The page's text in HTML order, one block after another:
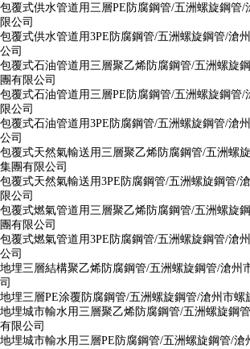
包覆式供水管道用三層PE防腐鋼管/五洲螺旋鋼管/
限公司
包覆式供水管道用3PE防腐鋼管/五洲螺旋鋼管/滄
公司
包覆式石油管道用三層聚乙烯防腐鋼管/五洲螺旋
團有限公司
包覆式石油管道用三層PE防腐鋼管/五洲螺旋鋼管/
限公司
包覆式石油管道用3PE防腐鋼管/五洲螺旋鋼管/滄
公司
包覆式天然氣輸送用三層聚乙烯防腐鋼管/五洲螺
集團有限公司
包覆式天然氣輸送用3PE防腐鋼管/五洲螺旋鋼管/
限公司
包覆式燃氣管道用三層聚乙烯防腐鋼管/五洲螺旋
團有限公司
包覆式燃氣管道用3PE防腐鋼管/五洲螺旋鋼管/滄
公司
地埋三層結構聚乙烯防腐鋼管/五洲螺旋鋼管/滄州
司
地埋三層PE涂覆防腐鋼管/五洲螺旋鋼管/滄州市螺
地埋城市輸水用三層聚乙烯防腐鋼管/五洲螺旋鋼
有限公司
地埋城市輸水用三層PE防腐鋼管/五洲螺旋鋼管/滄